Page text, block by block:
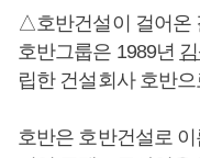
△호반건설이 걸어온
호반그룹은 1989년
립한 건설회사 호반
호반은 호반건설로